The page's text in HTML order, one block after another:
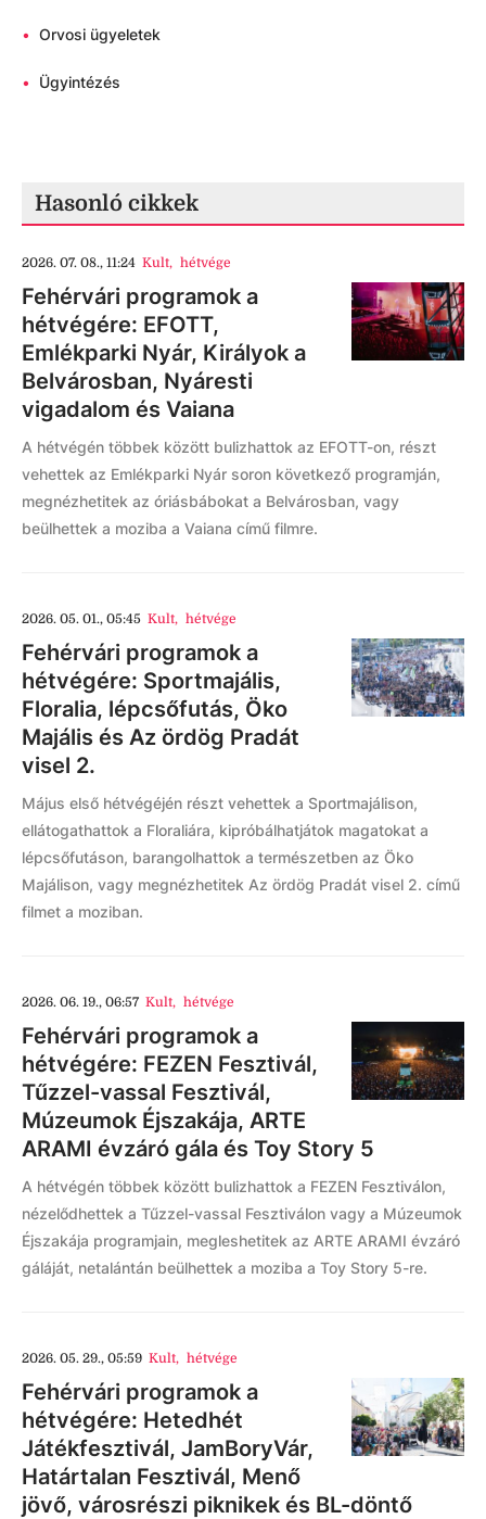
• Orvosi ügyeletek
• Ügyintézés
Hasonló cikkek
2026. 07. 08., 11:24 Kult, hétvége
Fehérvári programok a
hétvégére: EFOTT,
Emlékparki Nyár, Királyok a
Belvárosban, Nyáresti
vigadalom és Vaiana
A hétvégén többek között bulizhattok az EFOTT-on, részt
vehettek az Emlékparki Nyár soron következő programján,
megnézhetitek az óriásbábokat a Belvárosban, vagy
beülhettek a moziba a Vaiana című filmre.
2026. 05. 01., 05:45 Kult, hétvége
Fehérvári programok a
hétvégére: Sportmajális,
Floralia, lépcsőfutás, Öko
Majális és Az ördög Pradát
visel 2.
Május első hétvégéjén részt vehettek a Sportmajálison,
ellátogathattok a Floraliára, kipróbálhatjátok magatokat a
lépcsőfutáson, barangolhattok a természetben az Öko
Majálison, vagy megnézhetitek Az ördög Pradát visel 2. című
filmet a moziban.
2026. 06. 19., 06:57 Kult, hétvége
Fehérvári programok a
hétvégére: FEZEN Fesztivál,
Tűzzel-vassal Fesztivál,
Múzeumok Éjszakája, ARTE
ARAMI évzáró gála és Toy Story 5
A hétvégén többek között bulizhattok a FEZEN Fesztiválon,
nézelődhettek a Tűzzel-vassal Fesztiválon vagy a Múzeumok
Éjszakája programjain, megleshetitek az ARTE ARAMI évzáró
gáláját, netalántán beülhettek a moziba a Toy Story 5-re.
2026. 05. 29., 05:59 Kult, hétvége
Fehérvári programok a
hétvégére: Hetedhét
Játékfesztivál, JamBoryVár,
Határtalan Fesztivál, Menő
jövő, városrészi piknikek és BL-döntő